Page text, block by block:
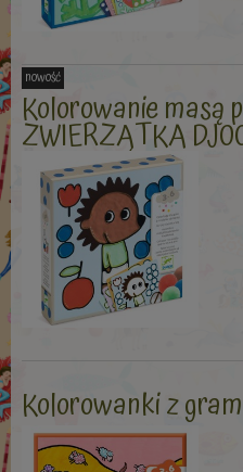
Kolorowanie masą
ZWIERZĄTKA
nowość
Kolorowanki z